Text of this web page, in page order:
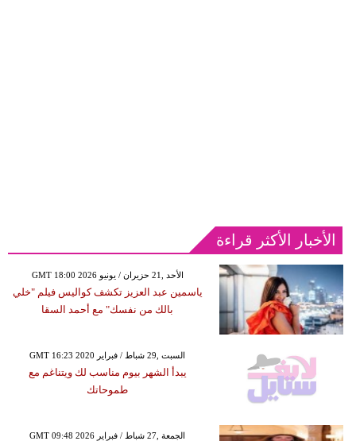
الأخبار الأكثر قراءة
GMT 18:00 2026 الأحد ,21 حزيران / يونيو
ياسمين عبد العزيز تكشف كواليس فيلم "خلي
بالك من نفسك" مع أحمد السقا
GMT 16:23 2020 السبت ,29 شباط / فبراير
يبدأ الشهر بيوم مناسب لك ويتناغم مع
طموحاتك
GMT 09:48 2026 الجمعة ,27 شباط / فبراير